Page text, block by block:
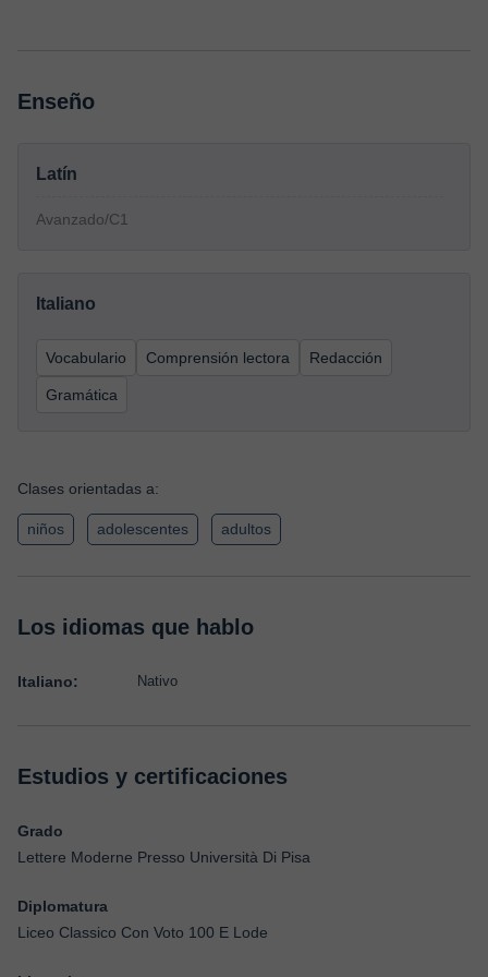
Enseño
Latín
Avanzado/C1
Italiano
Vocabulario Comprensión lectora Redacción
Gramática
Clases orientadas a:
niños adolescentes adultos
Los idiomas que hablo
Italiano: Nativo
Estudios y certificaciones
Grado
Lettere Moderne Presso Università Di Pisa
Diplomatura
Liceo Classico Con Voto 100 E Lode